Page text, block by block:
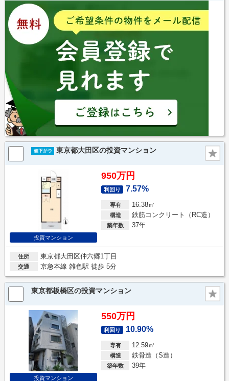
東京都大田区の投資マンション
投資マンション
950万円
利回り 7.57%
専有 16.38㎡
構造 鉄筋コンクリート（RC造）
築年数 37年
住所 東京都大田区仲六郷1丁目
交通 京急本線 雑色駅 徒歩 5分
東京都板橋区の投資マンション
投資マンション
550万円
利回り 10.90%
専有 12.59㎡
構造 鉄骨造（S造）
築年数 39年